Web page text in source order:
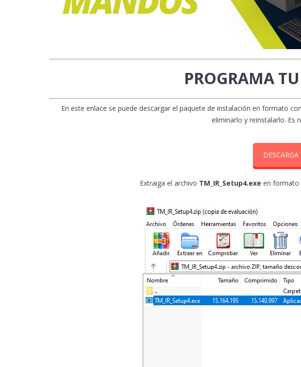
PROGRAMA
En este enlace se puede descargar el paquete de instalación en formato
eliminarlo y reinstalarlo. Es
Extraiga el archivo TM_IR_Setup4.exe en formato